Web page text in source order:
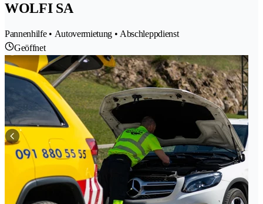
WOLFI SA
Pannenhilfe • Autovermietung • Abschleppdienst
Geöffnet